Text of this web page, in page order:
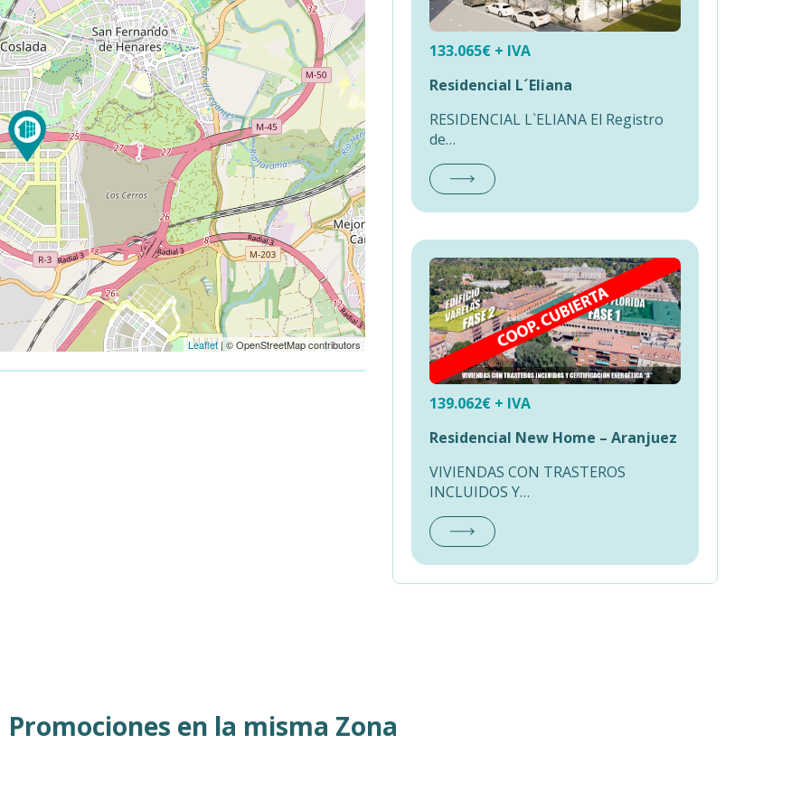
Leaflet| © OpenStreetMap contributors
133.065€ + IVA
Residencial L´Eliana
RESIDENCIAL L`ELIANA El Registro
de…
139.062€ + IVA
Residencial New Home – Aranjuez
VIVIENDAS CON TRASTEROS
INCLUIDOS Y…
Promociones en la misma Zona